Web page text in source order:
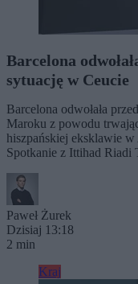
Barcelona
sytuację w Ceucie
Barcelona odwołała
Maroku z powodu
hiszpańskiej eksklawie
Spotkanie z Ittihad Riadi
Paweł Żurek
Dzisiaj 13:18
2 min
Kraj